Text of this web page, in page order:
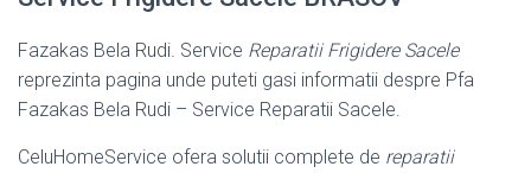
Fazakas Bela Rudi. Service Reparatii Frigidere Sacele
reprezinta pagina unde puteti gasi informatii despre Pfa
Fazakas Bela Rudi – Service Reparatii Sacele.
CeluHomeService ofera solutii complete de reparatii